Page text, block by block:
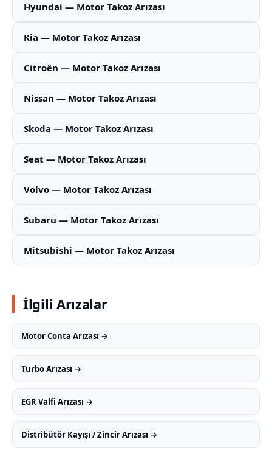
Hyundai — Motor Takoz Arızası
Kia — Motor Takoz Arızası
Citroën — Motor Takoz Arızası
Nissan — Motor Takoz Arızası
Skoda — Motor Takoz Arızası
Seat — Motor Takoz Arızası
Volvo — Motor Takoz Arızası
Subaru — Motor Takoz Arızası
Mitsubishi — Motor Takoz Arızası
İlgili Arızalar
Motor Conta Arızası →
Turbo Arızası →
EGR Valfi Arızası →
Distribütör Kayışı / Zincir Arızası →